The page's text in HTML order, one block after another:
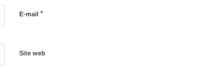
E-mail *
Site web